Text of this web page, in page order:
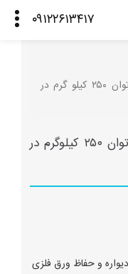
بالابر ثابت هیدرولیک نیم کابین توان ۲۵۰ کیلو گرم در
بالابر ثابت هیدرولیک نیم کابین توان ۲۵۰ کیلوگرم در
و حفاظ ورق فلزی